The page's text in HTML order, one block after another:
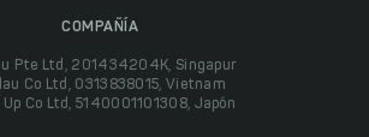
COMPAÑÍA
Pte Ltd, 201434204K, Singapur
Co Ltd, 0313838015, Vietnam
Up Co Ltd, 5140001101308, Japón